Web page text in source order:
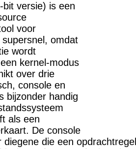
bit versie) is een
voor
omdat
wordt
kernel-modus
over drie
console en
bijzonder handig
als een
De console
diegene die een